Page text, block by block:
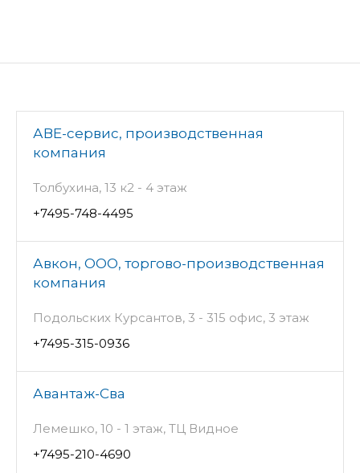
АВЕ-сервис, производственная
компания
Толбухина, 13 к2 - 4 этаж
+7495-748-4495
Авкон, ООО, торгово-производственная
компания
Подольских Курсантов, 3 - 315 офис, 3 этаж
+7495-315-0936
Авантаж-Сва
Лемешко, 10 - 1 этаж, ТЦ Видное
+7495-210-4690